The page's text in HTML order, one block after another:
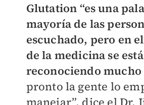
Glutation “es una
mayoría de las
escuchado, pero en
de la medicina se está
reconociendo mucho
pronto la gente lo
manejar”, dice el Dr.